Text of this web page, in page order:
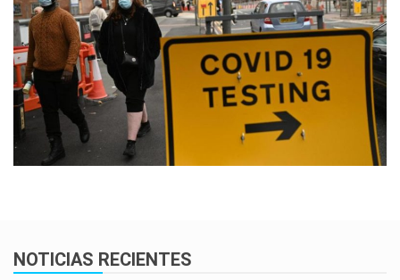
NOTICIAS RECIENTES